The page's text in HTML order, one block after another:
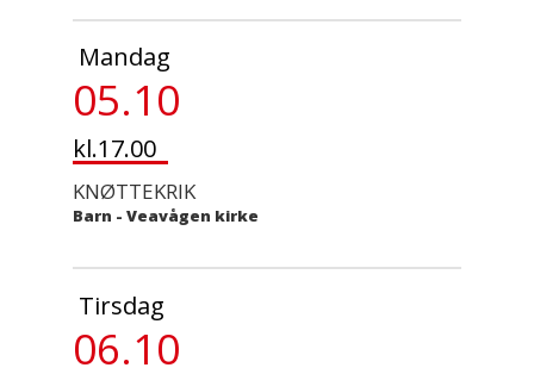
Mandag
05.10
kl.17.00
KNØTTEKRIK
Barn - Veavågen kirke
Tirsdag
06.10